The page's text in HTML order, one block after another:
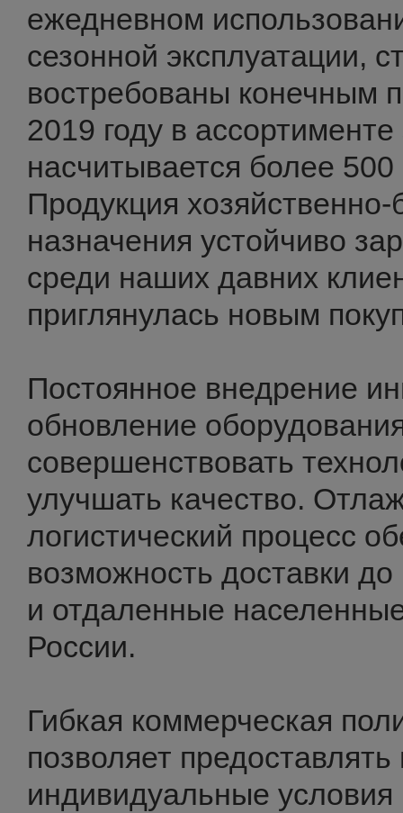
ежедневном
сезонной эксплуатации,
востребованы конечным
2019 году в
насчитывается более
Продукция хозяйственно-
назначения устойчиво
среди наших давних
приглянулась новым
Постоянное внедрение
обновление
совершенствовать
улучшать качество.
логистический процесс
возможность доставки
и отдаленные
России.
Гибкая коммерческая
позволяет
индивидуальные